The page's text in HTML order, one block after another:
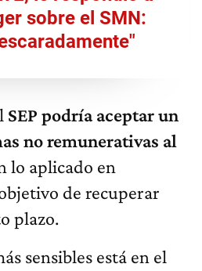
sobre el SMN:
SEP podría aceptar un
no remunerativas al
lo aplicado en
de recuperar
plazo.
sensibles está en el